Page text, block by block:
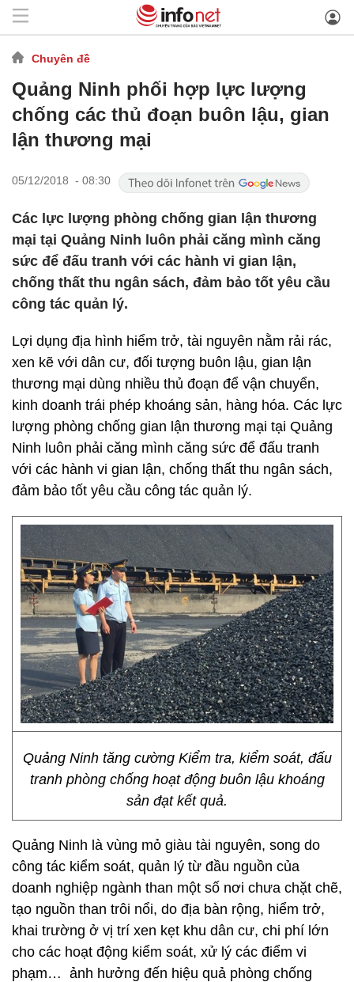
Chuyên đề
Quảng Ninh phối hợp lực lượng
chống các thủ đoạn buôn lậu, gian
lận thương mại
05/12/2018 - 08:30
Các lực lượng phòng chống gian lận thương
mại tại Quảng Ninh luôn phải căng mình căng
sức để đấu tranh với các hành vi gian lận,
chống thất thu ngân sách, đảm bảo tốt yêu cầu
công tác quản lý.
Lợi dụng địa hình hiểm trở, tài nguyên nằm rải rác,
xen kẽ với dân cư, đối tượng buôn lậu, gian lận
thương mại dùng nhiều thủ đoạn để vận chuyển,
kinh doanh trái phép khoáng sản, hàng hóa. Các lực
lượng phòng chống gian lận thương mại tại Quảng
Ninh luôn phải căng mình căng sức để đấu tranh
với các hành vi gian lận, chống thất thu ngân sách,
đảm bảo tốt yêu cầu công tác quản lý.
Quảng Ninh tăng cường Kiểm tra, kiểm soát, đấu
tranh phòng chống hoạt động buôn lậu khoáng
sản đạt kết quả.
Quảng Ninh là vùng mỏ giàu tài nguyên, song do
công tác kiểm soát, quản lý từ đầu nguồn của
doanh nghiệp ngành than một số nơi chưa chặt chẽ,
tạo nguồn than trôi nổi, do địa bàn rộng, hiểm trở,
khai trường ở vị trí xen kẹt khu dân cư, chi phí lớn
cho các hoạt động kiểm soát, xử lý các điểm vi
phạm… ảnh hưởng đến hiệu quả phòng chống